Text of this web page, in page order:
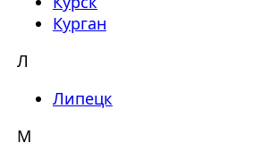
Курган
Л
Липецк
М